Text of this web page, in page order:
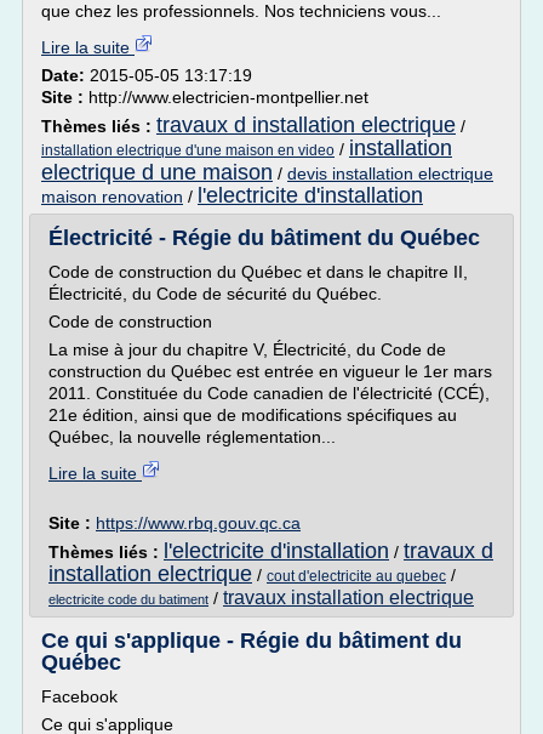
que chez les professionnels. Nos techniciens vous...
Lire la suite
Date: 2015-05-05 13:17:19
Site : http://www.electricien-montpellier.net
Thèmes liés : travaux d installation electrique /
installation electrique d'une maison en video / installation
electrique d une maison / devis installation electrique
maison renovation / l'electricite d'installation
Électricité - Régie du bâtiment du Québec
Code de construction du Québec et dans le chapitre II,
Électricité, du Code de sécurité du Québec.
Code de construction
La mise à jour du chapitre V, Électricité, du Code de
construction du Québec est entrée en vigueur le 1er mars
2011. Constituée du Code canadien de l'électricité (CCÉ),
21e édition, ainsi que de modifications spécifiques au
Québec, la nouvelle réglementation...
Lire la suite
Site : https://www.rbq.gouv.qc.ca
Thèmes liés :
l'electricite d'installation / travaux d
installation electrique / cout d'electricite au quebec /
electricite code du batiment / travaux installation electrique
Ce qui s'applique - Régie du bâtiment du
Québec
Facebook
Ce qui s'applique